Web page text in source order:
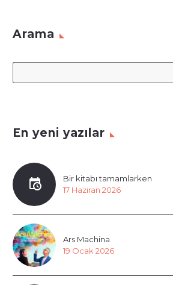
Arama
En yeni yazılar
Bir kitabı tamamlarken
17 Haziran 2026
Ars Machina
19 Ocak 2026